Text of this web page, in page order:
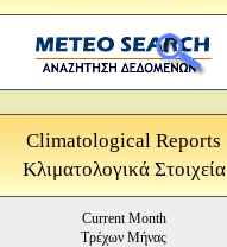
Climatological Reports
Κλιματολογικά Στοιχεία
Current Month
Τρέχων Μήνας